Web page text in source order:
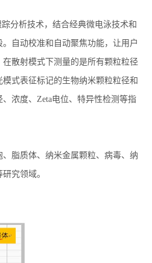
分析技术，结合经典微电泳技术和
自动校准和自动聚焦功能，让用户
散射模式下测量的是所有颗粒粒径
式表征标记的生物纳米颗粒粒径和
浓度、Zeta电位、特异性检测等指
脂质体、纳米金属颗粒、病毒、纳
究领域。